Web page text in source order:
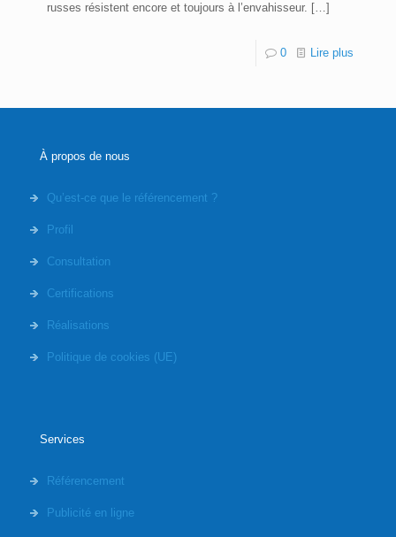
russes résistent encore et toujours à l’envahisseur. […]
0 Lire plus
À propos de nous
Qu’est-ce que le référencement ?
Profil
Consultation
Certifications
Réalisations
Politique de cookies (UE)
Services
Référencement
Publicité en ligne